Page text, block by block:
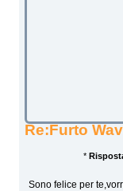
Re:Furto
*
Sono felice per